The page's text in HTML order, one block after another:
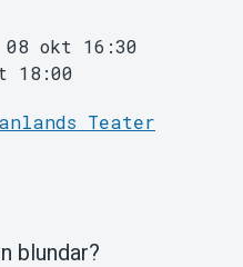
08 okt 16:30
18:00
Teater
blundar?